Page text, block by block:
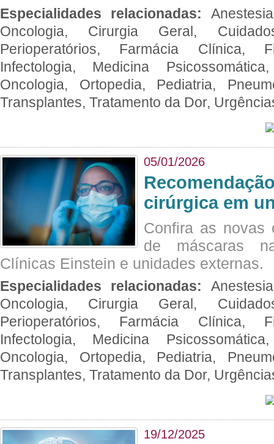
Especialidades relacionadas:
Oncologia, Cirurgia Geral,
Perioperatórios, Farmácia Clínica,
Infectologia, Medicina
Oncologia, Ortopedia, Pediatria,
Transplantes, Tratamento da Dor,
05/01/2026
cirúrgica em
Confira as novas
de máscaras
Clínicas Einstein e unidades externas.
Especialidades relacionadas:
Oncologia, Cirurgia Geral,
Perioperatórios, Farmácia Clínica,
Infectologia, Medicina
Oncologia, Ortopedia, Pediatria,
Transplantes, Tratamento da Dor,
19/12/2025